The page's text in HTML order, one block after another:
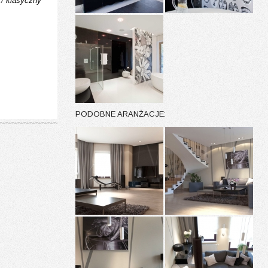
PODOBNE ARANŻACJE: